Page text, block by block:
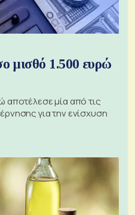
μισθό 1.500 ευρώ
αποτέλεσε μία από τις
για την ενίσχυση